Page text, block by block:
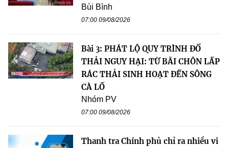
Bùi Bình
07:00 09/08/2026
Bài 3: PHÁT LỘ QUY TRÌNH ĐỔ
THẢI NGUY HẠI: TỪ BÃI CHÔN LẤP
RÁC THẢI SINH HOẠT ĐẾN SÔNG
CÀ LỒ
Nhóm PV
07:00 09/08/2026
Thanh tra Chính phủ chỉ ra nhiều vi